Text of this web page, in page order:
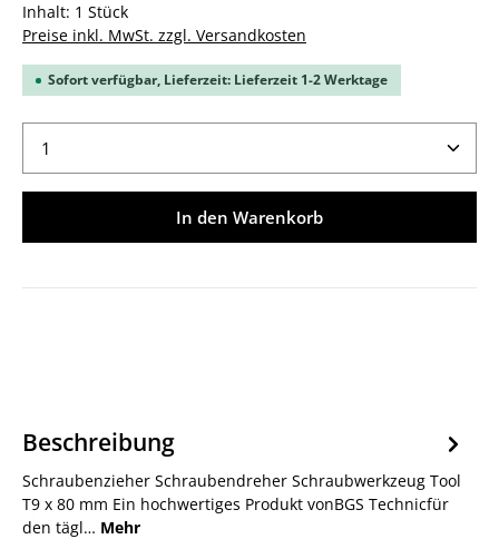
Inhalt: 1 Stück
Preise inkl. MwSt. zzgl. Versandkosten
Sofort verfügbar, Lieferzeit: Lieferzeit 1-2 Werktage
Produkt Anzahl: Gib den gewünschten Wert ein
In den Warenkorb
Beschreibung
Schraubenzieher Schraubendreher Schraubwerkzeug Tool
T9 x 80 mm Ein hochwertiges Produkt vonBGS Technicfür
den tägl… Mehr